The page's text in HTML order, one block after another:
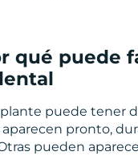
qué puede
puede tener
aparecen pronto,
pueden